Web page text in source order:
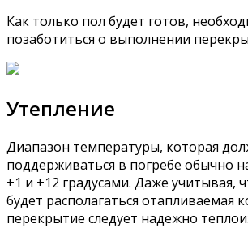
Как только пол будет готов,
позаботиться о выполнении
Утепление
Диапазон температуры, которая
поддерживаться в погребе обычно
+1 и +12 градусами. Даже учитывая,
будет располагаться отапливаемая
перекрытие следует надежно